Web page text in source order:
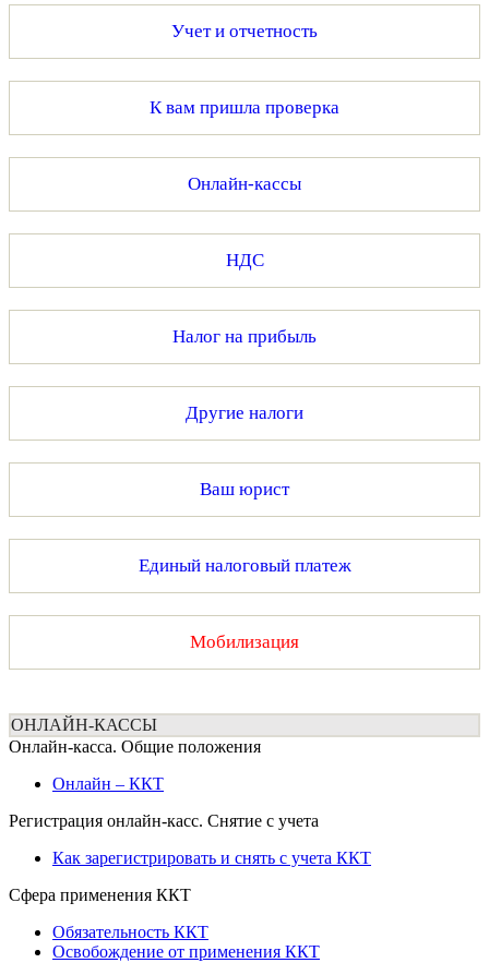
Учет и отчетность
К вам пришла проверка
Онлайн-кассы
НДС
Налог на прибыль
Другие налоги
Ваш юрист
Единый налоговый платеж
Мобилизация
ОНЛАЙН-КАССЫ
Онлайн-касса. Общие положения
Онлайн – ККТ
Регистрация онлайн-касс. Снятие с учета
Как зарегистрировать и снять с учета ККТ
Сфера применения ККТ
Обязательность ККТ
Освобождение от применения ККТ